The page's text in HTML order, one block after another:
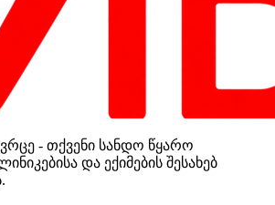
- თქვენი სანდო წყარო
და ექიმების შესახებ